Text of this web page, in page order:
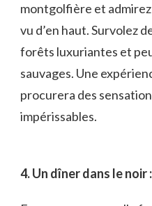
⁣montgolfière et
vu⁤ d’en haut. Survolez
forêts luxuriantes et
sauvages. Une
procurera des
⁣impérissables.
4. Un dîner dans le noir :